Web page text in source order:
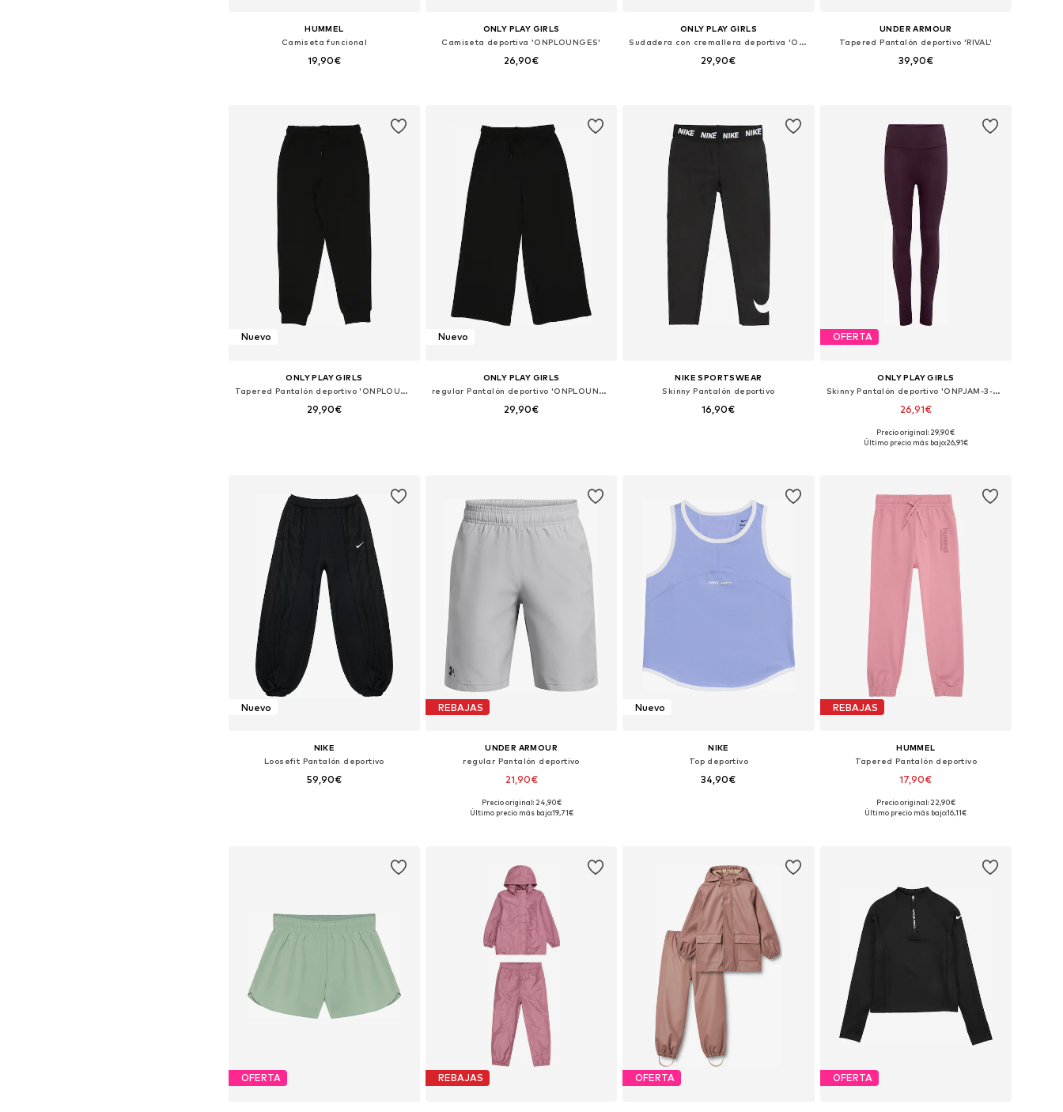
HUMMEL
Camiseta funcional
19,90€
ONLY PLAY GIRLS
Camiseta deportiva 'ONPLOUNGES'
26,90€
ONLY PLAY GIRLS
Sudadera con cremallera deportiva 'ONPLOUNGES'
29,90€
UNDER ARMOUR
Tapered Pantalón deportivo 'RIVAL'
39,90€
Nuevo
ONLY PLAY GIRLS
Tapered Pantalón deportivo 'ONPLOUNGES'
29,90€
Nuevo
ONLY PLAY GIRLS
regular Pantalón deportivo 'ONPLOUNGES'
29,90€
NIKE SPORTSWEAR
Skinny Pantalón deportivo
16,90€
OFERTA
ONLY PLAY GIRLS
Skinny Pantalón deportivo 'ONPJAM-3-SANA'
26,91€
Precio original: 29,90€
Último precio más bajo:26,91€
Nuevo
NIKE
Loosefit Pantalón deportivo
59,90€
REBAJAS
UNDER ARMOUR
regular Pantalón deportivo
21,90€
Tallas disponibles: 116-122, 128-134
Precio original: 24,90€
Último precio más bajo:19,71€
Nuevo
NIKE
Top deportivo
34,90€
REBAJAS
HUMMEL
Tapered Pantalón deportivo
17,90€
Disponible en muchas tallas
Precio original: 22,90€
Último precio más bajo:16,11€
OFERTA REBAJAS OFERTA OFERTA